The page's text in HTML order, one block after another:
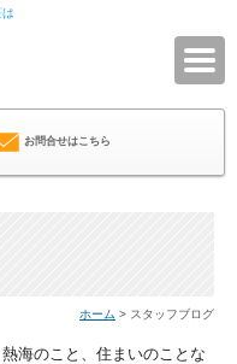
お問合せはこちら
ホーム > スタッフブログ
海のこと、住まいのことな